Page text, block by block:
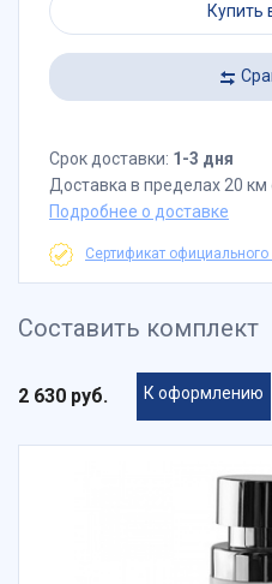
Купить
Срок доставки: 1-3 дня
Доставка в пределах 20
Подробнее о доставке
Сертификат
Составить комплект
2 630 руб. К оформлению